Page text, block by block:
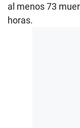
al menos 73
horas.